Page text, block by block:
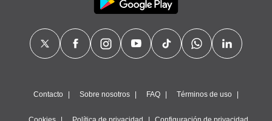
Contacto Sobre nosotros FAQ Términos de uso